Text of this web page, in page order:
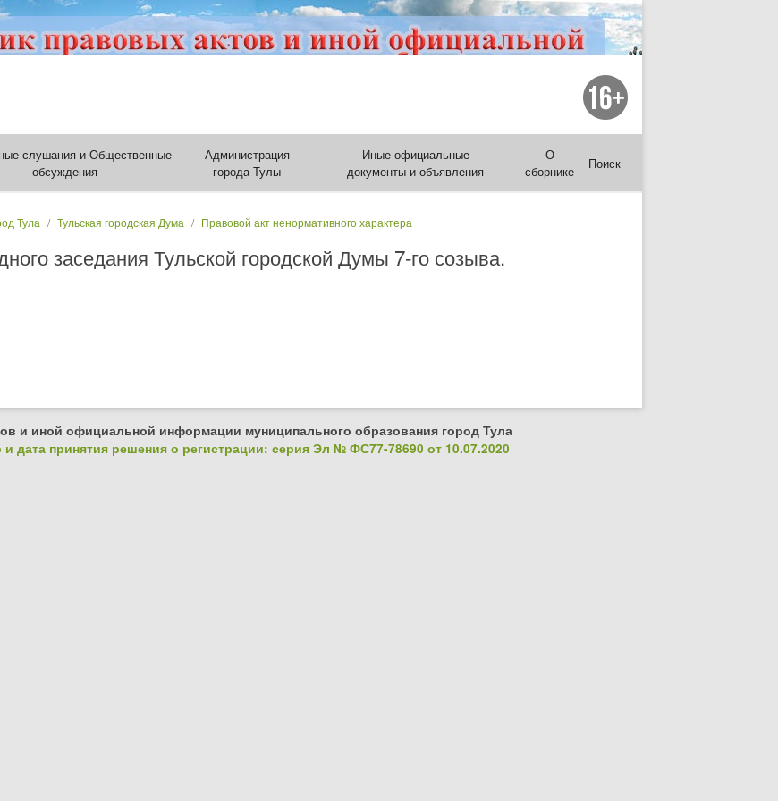
слушания и Общественные
обсуждения
Администрация
города Тулы
Иные официальные
документы и объявления
О
сборнике
Поиск
Тула Тульская городская Дума Правовой акт ненормативного характера
заседания Тульской городской Думы 7-го созыва.
и иной официальной информации муниципального образования город Тула
дата принятия решения о регистрации: серия Эл № ФС77-78690 от 10.07.2020